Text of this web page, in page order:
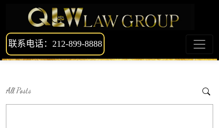
联系电话：212-899-8888
All Posts